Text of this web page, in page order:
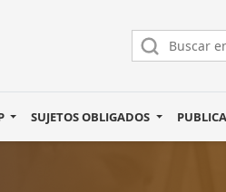
SUJETOS OBLIGADOS